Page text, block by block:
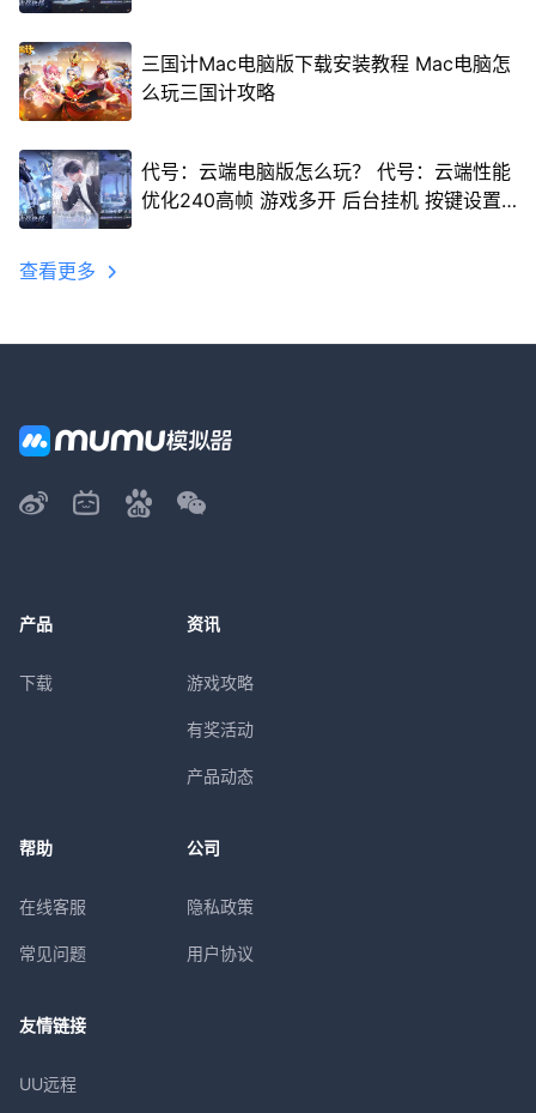
三国计Mac电脑版下载安装教程 Mac电脑怎
么玩三国计攻略
代号：云端电脑版怎么玩？ 代号：云端性能
优化240高帧 游戏多开 后台挂机 按键设置
查看更多
产品
下载
资讯
游戏攻略
有奖活动
产品动态
帮助
在线客服
常见问题
公司
隐私政策
用户协议
友情链接
UU远程